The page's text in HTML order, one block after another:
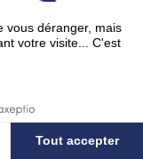
vous déranger, mais
votre visite... C'est
Tout accepter
envoyer notre
les activités de
de désinscription